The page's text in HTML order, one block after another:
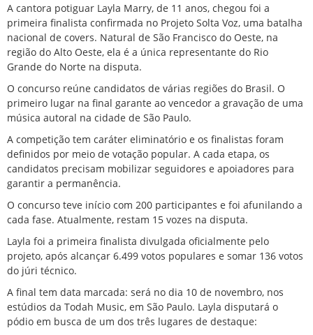
A cantora potiguar Layla Marry, de 11 anos, chegou foi a
primeira finalista confirmada no Projeto Solta Voz, uma batalha
nacional de covers. Natural de São Francisco do Oeste, na
região do Alto Oeste, ela é a única representante do Rio
Grande do Norte na disputa.
O concurso reúne candidatos de várias regiões do Brasil. O
primeiro lugar na final garante ao vencedor a gravação de uma
música autoral na cidade de São Paulo.
A competição tem caráter eliminatório e os finalistas foram
definidos por meio de votação popular. A cada etapa, os
candidatos precisam mobilizar seguidores e apoiadores para
garantir a permanência.
O concurso teve início com 200 participantes e foi afunilando a
cada fase. Atualmente, restam 15 vozes na disputa.
Layla foi a primeira finalista divulgada oficialmente pelo
projeto, após alcançar 6.499 votos populares e somar 136 votos
do júri técnico.
A final tem data marcada: será no dia 10 de novembro, nos
estúdios da Todah Music, em São Paulo. Layla disputará o
pódio em busca de um dos três lugares de destaque: